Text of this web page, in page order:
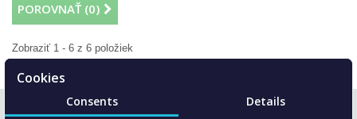
POROVNAŤ (0)
Zobraziť 1 - 6 z 6 položiek
KATEGÓRIE
Cookies
Consents Details